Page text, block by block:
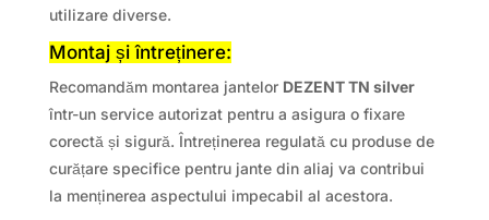
utilizare diverse.
Montaj și întreținere:
Recomandăm montarea jantelor DEZENT TN silver
într-un service autorizat pentru a asigura o fixare
corectă și sigură. Întreținerea regulată cu produse de
curățare specifice pentru jante din aliaj va contribui
la menținerea aspectului impecabil al acestora.